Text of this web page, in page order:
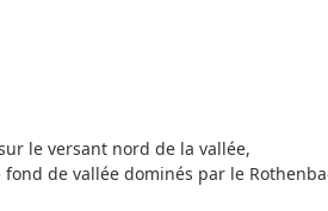
le versant nord de la vallée,
de vallée dominés par le